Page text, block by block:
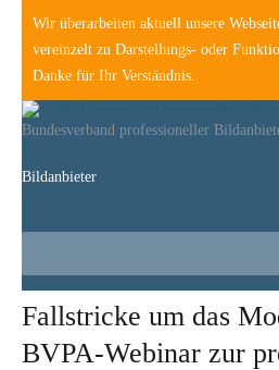
Wir überarbeiten aktuell unsere
vereinzelt zu Darstellungs- oder
Danke für Ihr Verständnis.
Bundesverband professioneller
Bildanbieter
Fallstricke um das
BVPA-Webinar zur